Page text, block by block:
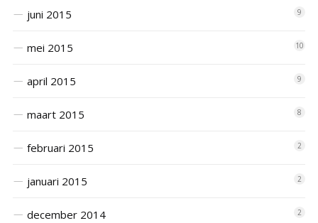
juni 2015 9
mei 2015 10
april 2015 9
maart 2015 8
februari 2015 2
januari 2015 2
december 2014 2